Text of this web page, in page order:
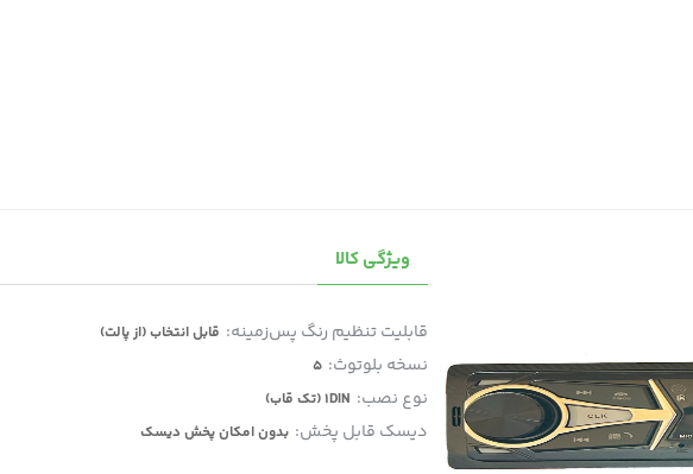
ویژگی کالا
قابلیت تنظیم رنگ پس‌زمینه: قابل انتخاب (از پالت)
نسخه‌ بلوتوث: 5
نوع نصب: 1DIN (تک قاب)
دیسک قابل پخش: بدون امکان پخش دیسک